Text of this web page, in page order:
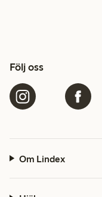
Följ oss
Om Lindex